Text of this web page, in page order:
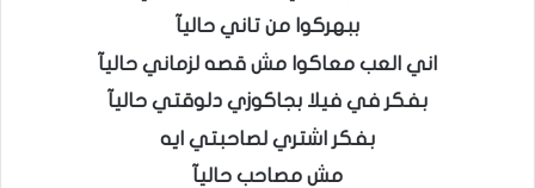
ببهركوا من تاني حاليآ
اني العب معاكوا مش قصه لزماني حاليآ
بفكر في فيلا بجاكوزي دلوقتي حاليآ
بفكر اشتري لصاحبتي ايه
مش مصاحب حاليآ